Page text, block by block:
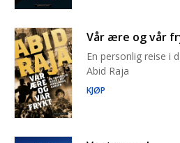
Vår ære og vår
En personlig reise i
Abid Raja
KJØP